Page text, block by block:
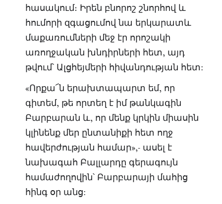
հասակում։ Իրեն բնորոշ շնորհով և
հումորի զգացումով նա երկարատև
մաքառումների մեջ էր որոշակի
առողջական խնդիրների հետ, այդ
թվում՝ Ալցհեյմերի հիվանդության հետ:
«Որքա՜ն երախտապարտ եմ, որ
գիտեմ, թե որտեղ է իմ թանկագին
Բարբարան և, որ մենք կրկին միասին
կլինենք մեր ընտանիքի հետ ողջ
հավերժության համար»,- ասել է
նախագահ Բալլարդը գերագույն
համաժողովին՝ Բարբարայի մահից
հինգ օր անց: